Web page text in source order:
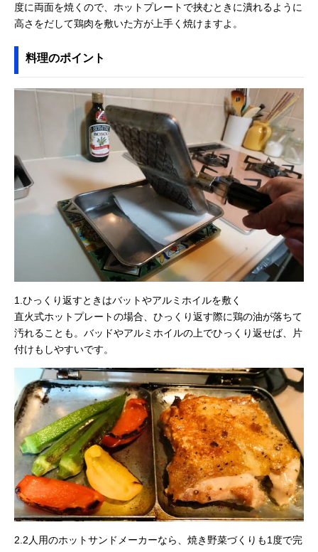
度に両面を焼くので、ホットプレートで挟むときに潰れるように
高さをだして鶏肉を敷いた方が上手く焼けますよ。
料理のポイント
1.ひっくり返すときはバットやアルミホイルを敷く
直火式ホットプレートの場合、ひっくり返す際に鶏の油が落ちて
汚れることも。バッドやアルミホイルの上でひっくり返せば、片
付けもしやすいです。
2.2人用のホットサンドメーカーなら、焼き野菜づくりも1度で完